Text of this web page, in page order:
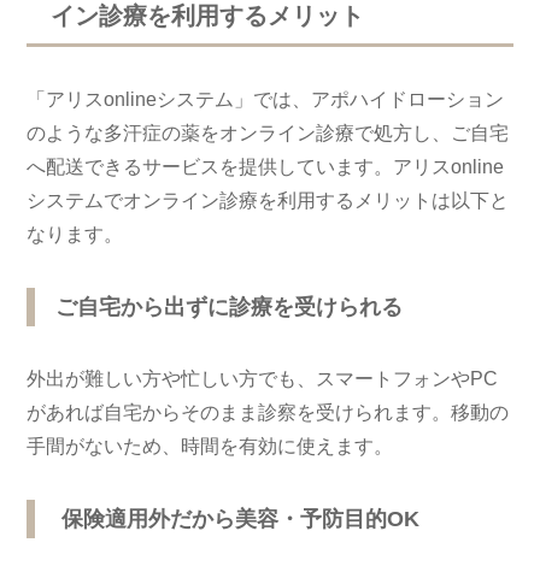
イン診療を利用するメリット
「アリスonlineシステム」では、 アポハイドローション
のような多汗症の薬をオンライン診療で処方し、ご自宅
へ配送できるサービスを提供しています。アリスonline
システムでオンライン診療を利用するメリットは以下と
なります。
ご自宅から出ずに診療を受けられる
外出が難しい方や忙しい方でも、スマートフォンやPC
があれば自宅からそのまま診察を受けられます。移動の
手間がないため、時間を有効に使えます。
保険適用外だから美容・予防目的OK